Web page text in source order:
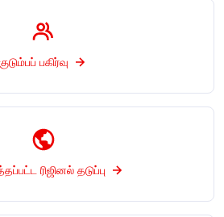
குடும்பப் பகிர்வு
ரிஜினல் தடுப்பு